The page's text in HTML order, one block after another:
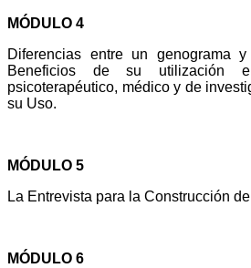
MÓDULO 4
Diferencias entre un genograma
Beneficios de su utilización
psicoterapéutico, médico y de
su Uso.
MÓDULO 5
La Entrevista para la Construcción
MÓDULO 6